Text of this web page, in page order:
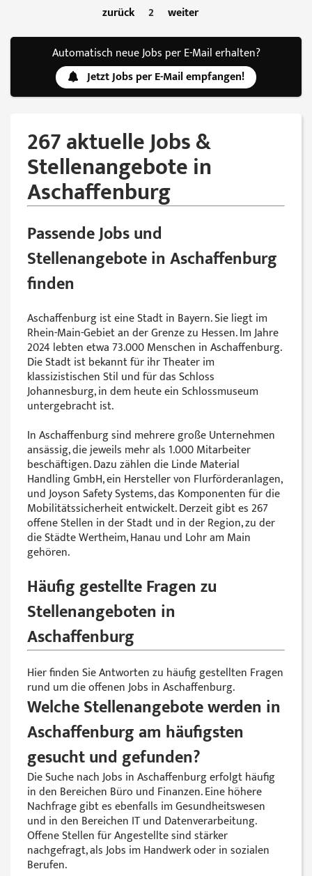
zurück 2 weiter
Automatisch neue Jobs per E-Mail erhalten?
Jetzt Jobs per E-Mail empfangen!
267 aktuelle Jobs &
Stellenangebote in
Aschaffenburg
Passende Jobs und
Stellenangebote in Aschaffenburg
finden
Aschaffenburg ist eine Stadt in Bayern. Sie liegt im
Rhein-Main-Gebiet an der Grenze zu Hessen. Im Jahre
2024 lebten etwa 73.000 Menschen in Aschaffenburg.
Die Stadt ist bekannt für ihr Theater im
klassizistischen Stil und für das Schloss
Johannesburg, in dem heute ein Schlossmuseum
untergebracht ist.
In Aschaffenburg sind mehrere große Unternehmen
ansässig, die jeweils mehr als 1.000 Mitarbeiter
beschäftigen. Dazu zählen die Linde Material
Handling GmbH, ein Hersteller von Flurförderanlagen,
und Joyson Safety Systems, das Komponenten für die
Mobilitätssicherheit entwickelt. Derzeit gibt es 267
offene Stellen in der Stadt und in der Region, zu der
die Städte Wertheim, Hanau und Lohr am Main
gehören.
Häufig gestellte Fragen zu
Stellenangeboten in
Aschaffenburg
Hier finden Sie Antworten zu häufig gestellten Fragen
rund um die offenen Jobs in Aschaffenburg.
Welche Stellenangebote werden in
Aschaffenburg am häufigsten
gesucht und gefunden?
Die Suche nach Jobs in Aschaffenburg erfolgt häufig
in den Bereichen Büro und Finanzen. Eine höhere
Nachfrage gibt es ebenfalls im Gesundheitswesen
und in den Bereichen IT und Datenverarbeitung.
Offene Stellen für Angestellte sind stärker
nachgefragt, als Jobs im Handwerk oder in sozialen
Berufen.